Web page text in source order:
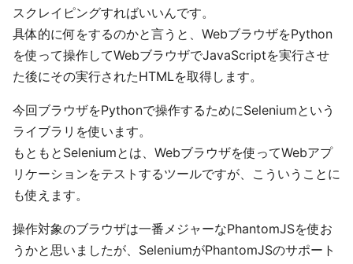
スクレイピングすればいいんです。
具体的に何をするのかと言うと、WebブラウザをPython
を使って操作してWebブラウザでJavaScriptを実行させ
た後にその実行されたHTMLを取得します。
今回ブラウザをPythonで操作するためにSeleniumという
ライブラリを使います。
もともとSeleniumとは、Webブラウザを使ってWebアプ
リケーションをテストするツールですが、こういうことに
も使えます。
操作対象のブラウザは一番メジャーなPhantomJSを使お
うかと思いましたが、SeleniumがPhantomJSのサポート